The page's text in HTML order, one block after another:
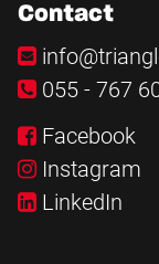
Contact
055 - 767
Facebook
Instagram
LinkedIn